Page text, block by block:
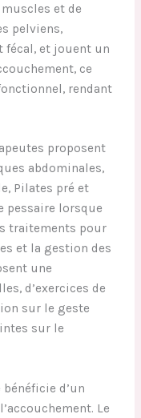
et de
pelviens,
et jouent un
ce
rendant
proposent
abdominales,
Pilates pré et
pessaire lorsque
traitements pour
et la gestion des
une
d’exercices de
sur le geste
sur le
d’un
Le